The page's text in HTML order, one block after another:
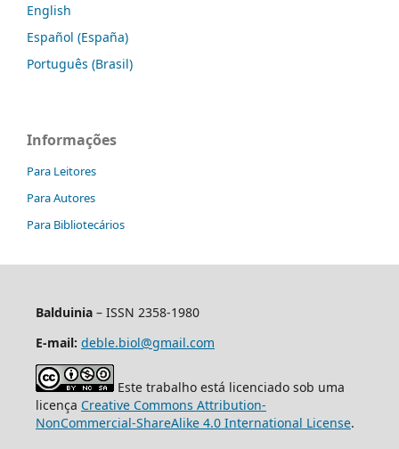
English
Español (España)
Português (Brasil)
Informações
Para Leitores
Para Autores
Para Bibliotecários
Balduinia – ISSN 2358-1980
E-mail: deble.biol@gmail.com
Este trabalho está licenciado sob uma
licença Creative Commons Attribution-
NonCommercial-ShareAlike 4.0 International License.